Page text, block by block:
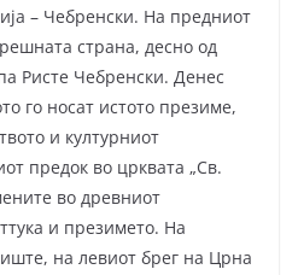
– Чебренски. На предниот
страна, десно од
Ристе Чебренски. Денес
го носат истото презиме,
и културниот
предок во црквата „Св.
во древниот
и презимето. На
на левиот брег на Црна